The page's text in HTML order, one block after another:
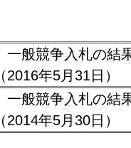
一般競争入札の結
（2016年5月31日
一般競争入札の結
（2014年5月30日）